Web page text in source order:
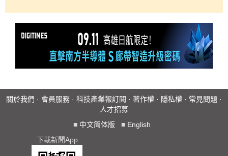
關於我們 · 會員服務 · 科技產業報訂閱 · 著作權 · 隱私權 · 常見問題 ·
人才招募
■ 中文简体版 ■ English
下載新聞App